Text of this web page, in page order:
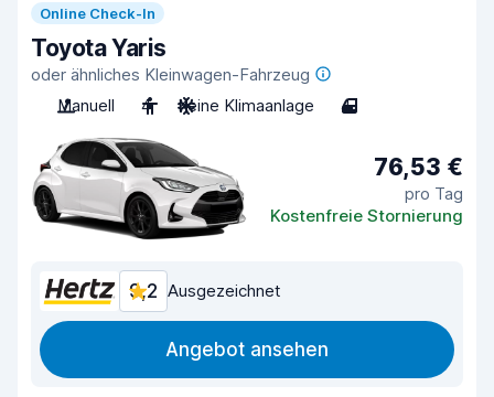
Online Check-In
Toyota Yaris
oder ähnliches Kleinwagen-Fahrzeug
Manuell
4 Keine Klimaanlage 4
76,53 €
pro Tag
Kostenfreie Stornierung
9,2 Ausgezeichnet
Angebot ansehen